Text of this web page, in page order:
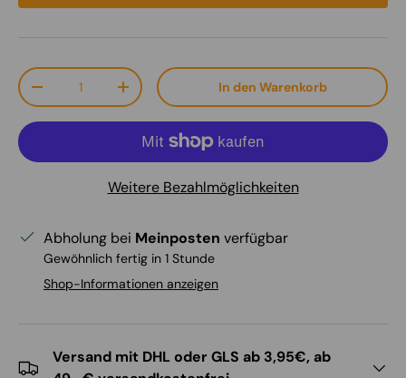
Anzahl
Menge verringernMenge erhöhen In den Warenkorb
Weitere Bezahlmöglichkeiten
Abholung bei Meinposten verfügbar
Gewöhnlich fertig in 1 Stunde
Shop-Informationen anzeigen
Versand mit DHL oder GLS ab 3,95€, ab